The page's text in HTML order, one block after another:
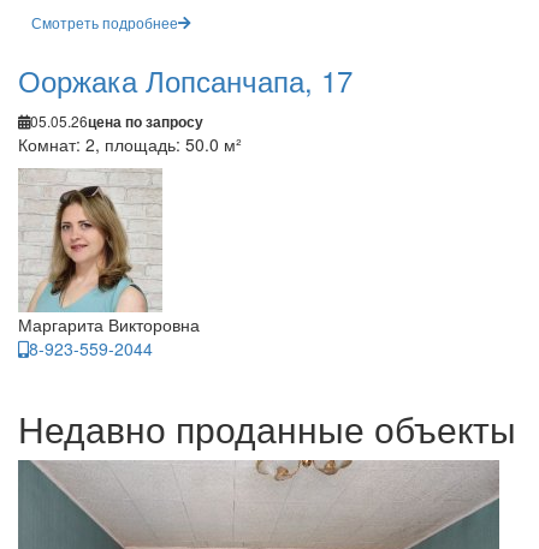
Смотреть подробнее
Ооржака Лопсанчапа, 17
05.05.26цена по запросу
Комнат: 2, площадь: 50.0 м²
Маргарита Викторовна
8-923-559-2044
Недавно проданные объекты